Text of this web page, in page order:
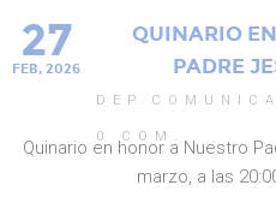
27
FEB, 2026
QUINARIO
PADRE
0 COM.
Quinario en honor a Nuestro
marzo, a las